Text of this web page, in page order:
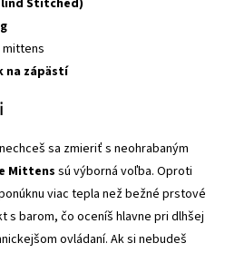
mittens
na zápästí
sa zmieriť s neohrabaným
Mittens sú výborná voľba. Oproti
viac tepla než bežné prstové
s barom, čo oceníš hlavne pri dlhšej
ovládaní. Ak si nebudeš